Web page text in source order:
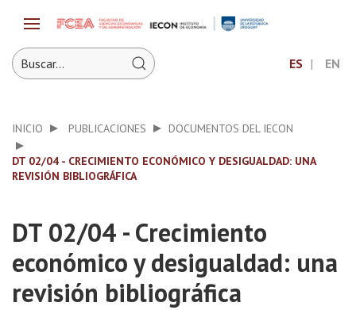
ES EN
INICIO PUBLICACIONES DOCUMENTOS DEL IECON
DT 02/04 - CRECIMIENTO ECONÓMICO Y DESIGUALDAD: UNA
REVISIÓN BIBLIOGRÁFICA
DT 02/04 - Crecimiento
económico y desigualdad: una
revisión bibliográfica